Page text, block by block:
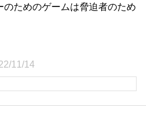
のためのゲームは脅迫者のため
11/14